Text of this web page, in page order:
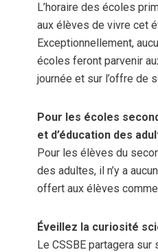
L’horaire des écoles
aux élèves de vivre cet
Exceptionnellement,
écoles feront parvenir
journée et sur l’offre de
Pour les écoles
et d’éducation des
Pour les élèves du
des adultes, il n’y a
offert aux élèves comme
Éveillez la curiosité
Le CSSBE partagera